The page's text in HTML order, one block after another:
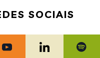
SOCIAIS